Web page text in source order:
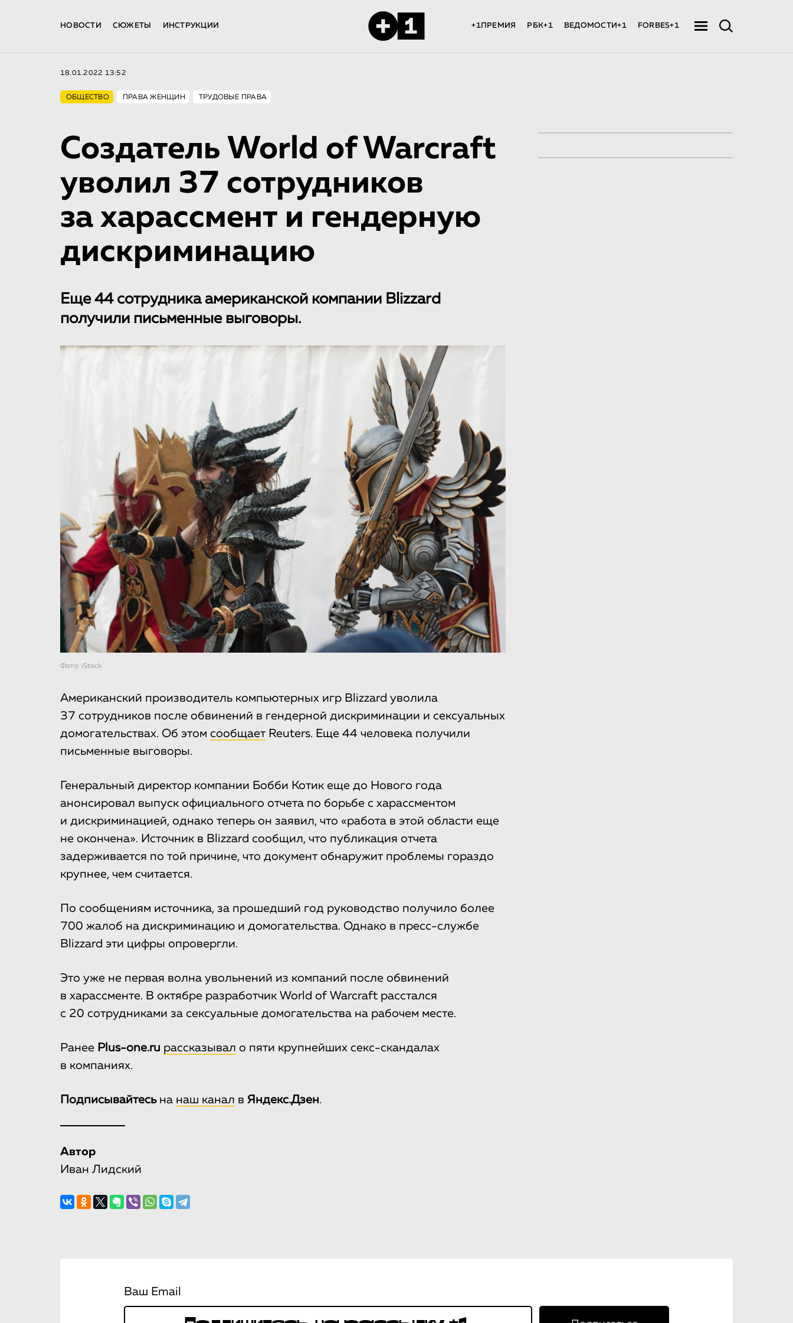
НОВОСТИ СЮЖЕТЫ ИНСТРУКЦИИ +1ПРЕМИЯ РБК+1 ВЕДОМОСТИ+1 FORBES+1
18.01.2022 13:52
ОБЩЕСТВО ПРАВА ЖЕНЩИН ТРУДОВЫЕ ПРАВА
Создатель World of Warcraft
уволил 37 сотрудников
за харассмент и гендерную
дискриминацию
Еще 44 сотрудника американской компании Blizzard
получили письменные выговоры.
Фото: iStock
Американский производитель компьютерных игр Blizzard уволила
37 сотрудников после обвинений в гендерной дискриминации и сексуальных
домогательствах. Об этом сообщает Reuters. Еще 44 человека получили
письменные выговоры.
Генеральный директор компании Бобби Котик еще до Нового года
анонсировал выпуск официального отчета по борьбе с харассментом
и дискриминацией, однако теперь он заявил, что «работа в этой области еще
не окончена». Источник в Blizzard сообщил, что публикация отчета
задерживается по той причине, что документ обнаружит проблемы гораздо
крупнее, чем считается.
По сообщениям источника, за прошедший год руководство получило более
700 жалоб на дискриминацию и домогательства. Однако в пресс-службе
Blizzard эти цифры опровергли.
Это уже не первая волна увольнений из компаний после обвинений
в харассменте. В октябре разработчик World of Warcraft расстался
с 20 сотрудниками за сексуальные домогательства на рабочем месте.
Ранее Plus-one.ru рассказывал о пяти крупнейших секс-скандалах
в компаниях.
Подписывайтесьна наш канал в Яндекс.Дзен.
Автор
Иван Лидский
Ваш Email